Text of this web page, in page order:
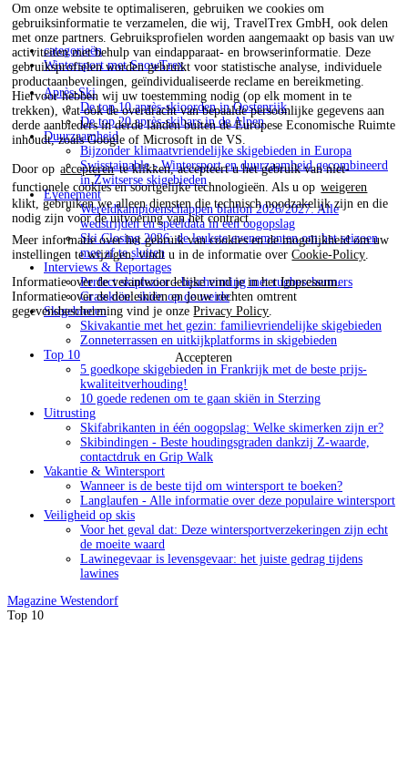
Om onze website te optimaliseren, gebruiken we cookies om
gebruiksinformatie te verzamelen, die wij, TravelTrex GmbH, ook delen
met onze partners. Gebruiksprofielen worden aangemaakt op basis van uw
activiteiten met behulp van eindapparaat- en browserinformatie. Deze
gebruiksprofielen worden gebruikt voor statistische analyse, individuele
productaanbevelingen, geïndividualiseerde reclame en bereikmeting.
Hiervoor hebben wij uw toestemming nodig (op elk moment in te
trekken), wat ook de overdracht van bepaalde persoonlijke gegevens aan
derde aanbieders in derde landen buiten de Europese Economische Ruimte
inhoudt, zoals Google of Microsoft in de VS.
Door op accepterente klikken, accepteert u het gebruik van niet-
functionele cookies en soortgelijke technologieën. Als u op weigeren
klikt, gebruiken we alleen diensten die technisch noodzakelijk zijn en die
nodig zijn voor de uitvoering van het contract.
Meer informatie over het gebruik van cookies en de mogelijkheid om uw
instellingen te wijzigen, vindt u in de informatie overCookie-Policy.
Informatie over de verantwoordelijke vind je in hetImpressum.
Informatie over de doeleinden en jouw rechten omtrent
gegevensbescherming vind je onzePrivacy Policy.
Accepteren
categorieën
Wintersport met SnowTrex
Après-Ski
De top 10 après-skioorden in Oostenrijk
De top 20 après-skibars in de Alpen
Duurzaamheid
Bijzonder klimaatvriendelijke skigebieden in Europa
Swisstainable - Wintersport en duurzaamheid gecombineerd
in Zwitserse skigebieden
Evenement
Wereldkampioenschappen biatlon 2026/2027: Alle
wedstrijden en speeldata in een oogopslag
Ski Closing 2026: de leukste evenementen om het seizoen
mee af te sluiten
Interviews & Reportages
Perfect skiplezier - bescherming met rugbeschermers
Grasskiën: skiën op de weide
Skigebieden
Skivakantie met het gezin: familievriendelijke skigebieden
Zonneterrassen en uitkijkplatforms in skigebieden
Top 10
5 goedkope skigebieden in Frankrijk met de beste prijs-
kwaliteitverhouding!
10 goede redenen om te gaan skiën in Sterzing
Uitrusting
Skifabrikanten in één oogopslag: Welke skimerken zijn er?
Skibindingen - Beste houdingsgraden dankzij Z-waarde,
contactdruk en Grip Walk
Vakantie & Wintersport
Wanneer is de beste tijd om wintersport te boeken?
Langlaufen - Alle informatie over deze populaire wintersport
Veiligheid op skis
Voor het geval dat: Deze wintersportverzekeringen zijn echt
de moeite waard
Lawinegevaar is levensgevaar: het juiste gedrag tijdens
lawines
Magazine Westendorf
Top 10